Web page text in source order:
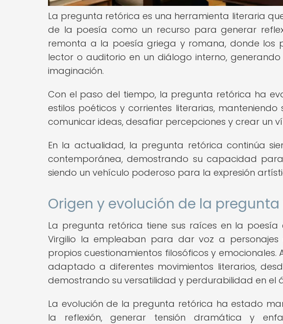
La pregunta retórica es una herramienta literaria
de la poesía como un recurso para generar
remonta a la poesía griega y romana, donde los
lector o auditorio en un diálogo interno,
imaginación.
Con el paso del tiempo, la pregunta retórica ha
estilos poéticos y corrientes literarias,
comunicar ideas, desafiar percepciones y crear un
En la actualidad, la pregunta retórica continúa
contemporánea, demostrando su capacidad
siendo un vehículo poderoso para la expresión
Origen y evolución de la
La pregunta retórica tiene sus raíces en la
Virgilio la empleaban para dar voz a
propios cuestionamientos filosóficos y emocionales.
adaptado a diferentes movimientos literarios,
demostrando su versatilidad y perdurabilidad en el
La evolución de la pregunta retórica ha estado
la reflexión, generar tensión dramática y